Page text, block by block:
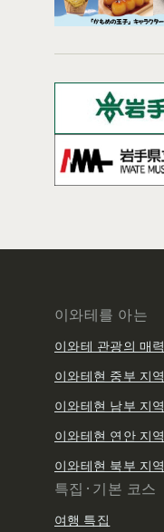
이와테를 아는
이와테 관광의 매력
이와테현 중부 지역
이와테현 남부 지역
이와테현 연안 지역
이와테현 북부 지역
특집·기본 코스
여행 특집